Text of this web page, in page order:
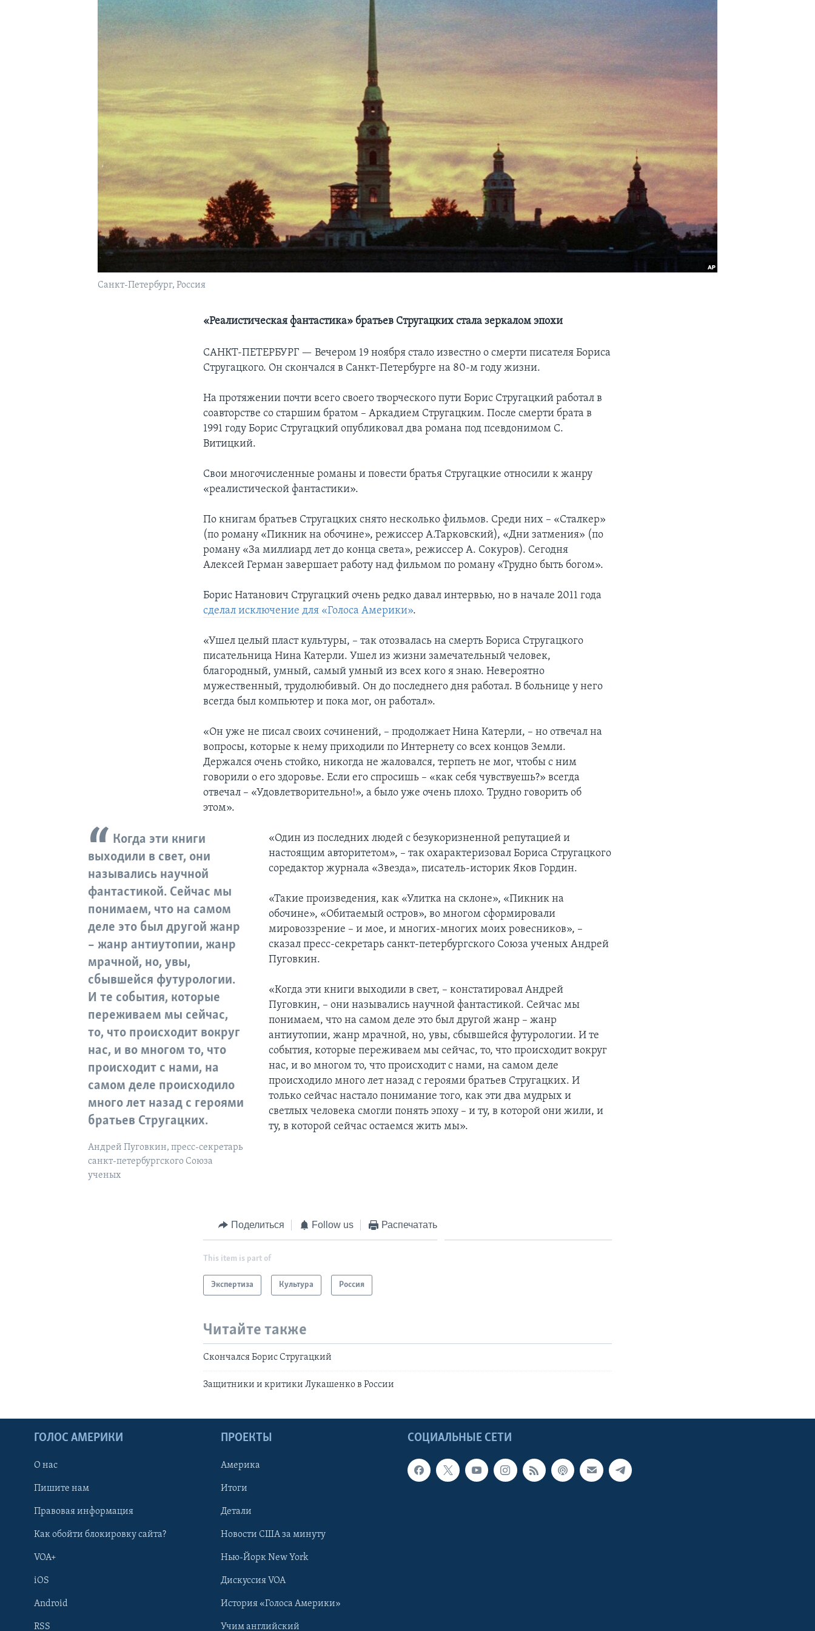
Санкт-Петербург, Россия
«Реалистическая фантастика» братьев Стругацких стала зеркалом эпохи
САНКТ-ПЕТЕРБУРГ —Вечером 19 ноября стало известно о смерти писателя Бориса
Стругацкого. Он скончался в Санкт-Петербурге на 80-м году жизни.
На протяжении почти всего своего творческого пути Борис Стругацкий работал в
соавторстве со старшим братом – Аркадием Стругацким. После смерти брата в
1991 году Борис Стругацкий опубликовал два романа под псевдонимом С.
Витицкий.
Свои многочисленные романы и повести братья Стругацкие относили к жанру
«реалистической фантастики».
По книгам братьев Стругацких снято несколько фильмов. Среди них – «Сталкер»
(по роману «Пикник на обочине», режиссер А.Тарковский), «Дни затмения» (по
роману «За миллиард лет до конца света», режиссер А. Сокуров). Сегодня
Алексей Герман завершает работу над фильмом по роману «Трудно быть богом».
Борис Натанович Стругацкий очень редко давал интервью, но в начале 2011 года
сделал исключение для «Голоса Америки».
«Ушел целый пласт культуры, – так отозвалась на смерть Бориса Стругацкого
писательница Нина Катерли. Ушел из жизни замечательный человек,
благородный, умный, самый умный из всех кого я знаю. Невероятно
мужественный, трудолюбивый. Он до последнего дня работал. В больнице у него
всегда был компьютер и пока мог, он работал».
«Он уже не писал своих сочинений, – продолжает Нина Катерли, – но отвечал на
вопросы, которые к нему приходили по Интернету со всех концов Земли.
Держался очень стойко, никогда не жаловался, терпеть не мог, чтобы с ним
говорили о его здоровье. Если его спросишь – «как себя чувствуешь?» всегда
отвечал – «Удовлетворительно!», а было уже очень плохо. Трудно говорить об
этом».
Когда эти книги
выходили в свет, они
назывались научной
фантастикой. Сейчас мы
понимаем, что на самом
деле это был другой жанр
– жанр антиутопии, жанр
мрачной, но, увы,
сбывшейся футурологии.
И те события, которые
переживаем мы сейчас,
то, что происходит вокруг
нас, и во многом то, что
происходит с нами, на
самом деле происходило
много лет назад с героями
братьев Стругацких.
Андрей Пуговкин, пресс-секретарь
санкт-петербургского Союза
ученых
«Один из последних людей с безукоризненной репутацией и
настоящим авторитетом», – так охарактеризовал Бориса Стругацкого
соредактор журнала «Звезда», писатель-историк Яков Гордин.
«Такие произведения, как «Улитка на склоне», «Пикник на
обочине», «Обитаемый остров», во многом сформировали
мировоззрение – и мое, и многих-многих моих ровесников», –
сказал пресс-секретарь санкт-петербургского Союза ученых Андрей
Пуговкин.
«Когда эти книги выходили в свет, – констатировал Андрей
Пуговкин, – они назывались научной фантастикой. Сейчас мы
понимаем, что на самом деле это был другой жанр – жанр
антиутопии, жанр мрачной, но, увы, сбывшейся футурологии. И те
события, которые переживаем мы сейчас, то, что происходит вокруг
нас, и во многом то, что происходит с нами, на самом деле
происходило много лет назад с героями братьев Стругацких. И
только сейчас настало понимание того, как эти два мудрых и
светлых человека смогли понять эпоху – и ту, в которой они жили, и
ту, в которой сейчас остаемся жить мы».
Поделиться Follow us Распечатать
This item is part of
Экспертиза Культура Россия
Читайте также
Скончался Борис Стругацкий
Защитники и критики Лукашенко в России
СОЦИАЛЬНЫЕ СЕТИ
ГОЛОС АМЕРИКИ
О нас
Пишите нам
Правовая информация
Как обойти блокировку сайта?
VOA+
iOS
Android
RSS
ПРОЕКТЫ
Америка
Итоги
Детали
Новости США за минуту
Нью-Йорк New York
Дискуссия VOA
История «Голоса Америки»
Учим английский